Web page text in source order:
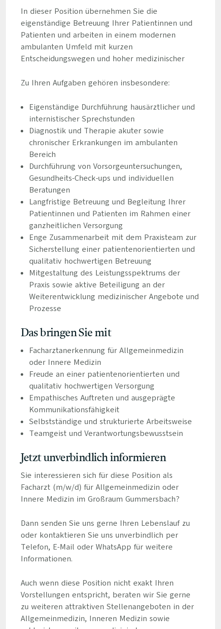
In dieser Position übernehmen Sie die
eigenständige Betreuung Ihrer Patientinnen und
Patienten und arbeiten in einem modernen
ambulanten Umfeld mit kurzen
Entscheidungswegen und hoher medizinischer
Zu Ihren Aufgaben gehören insbesondere:
Eigenständige Durchführung hausärztlicher und
internistischer Sprechstunden
Diagnostik und Therapie akuter sowie
chronischer Erkrankungen im ambulanten
Bereich
Durchführung von Vorsorgeuntersuchungen,
Gesundheits-Check-ups und individuellen
Beratungen
Langfristige Betreuung und Begleitung Ihrer
Patientinnen und Patienten im Rahmen einer
ganzheitlichen Versorgung
Enge Zusammenarbeit mit dem Praxisteam zur
Sicherstellung einer patientenorientierten und
qualitativ hochwertigen Betreuung
Mitgestaltung des Leistungsspektrums der
Praxis sowie aktive Beteiligung an der
Weiterentwicklung medizinischer Angebote und
Prozesse
Das bringen Sie mit
Facharztanerkennung für Allgemeinmedizin
oder Innere Medizin
Freude an einer patientenorientierten und
qualitativ hochwertigen Versorgung
Empathisches Auftreten und ausgeprägte
Kommunikationsfähigkeit
Selbstständige und strukturierte Arbeitsweise
Teamgeist und Verantwortungsbewusstsein
Jetzt unverbindlich informieren
Sie interessieren sich für diese Position als
Facharzt (m/w/d) für Allgemeinmedizin oder
Innere Medizin im Großraum Gummersbach?
Dann senden Sie uns gerne Ihren Lebenslauf zu
oder kontaktieren Sie uns unverbindlich per
Telefon, E-Mail oder WhatsApp für weitere
Informationen.
Auch wenn diese Position nicht exakt Ihren
Vorstellungen entspricht, beraten wir Sie gerne
zu weiteren attraktiven Stellenangeboten in der
Allgemeinmedizin, Inneren Medizin sowie